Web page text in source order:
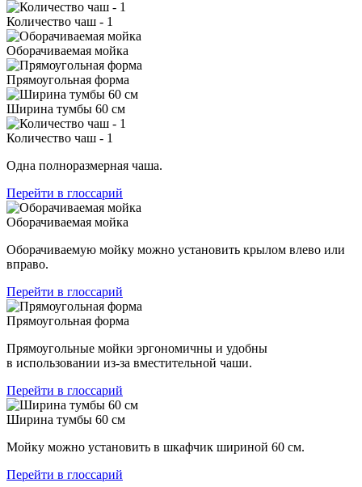
Количество чаш - 1
Оборачиваемая мойка
Прямоугольная форма
Ширина тумбы 60 см
Количество чаш - 1
Одна полноразмерная чаша.
Перейти в глоссарий
Оборачиваемая мойка
Оборачиваемую мойку можно установить крылом влево или
вправо.
Перейти в глоссарий
Прямоугольная форма
Прямоугольные мойки эргономичны и удобны
в использовании из-за вместительной чаши.
Перейти в глоссарий
Ширина тумбы 60 см
Мойку можно установить в шкафчик шириной 60 см.
Перейти в глоссарий